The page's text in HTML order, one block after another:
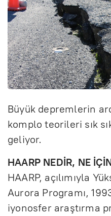
Büyük depremlerin
komplo teorileri sık
geliyor.
HAARP NEDİR, NE
HAARP, açılımıyla
Aurora Programı,
iyonosfer araştırma